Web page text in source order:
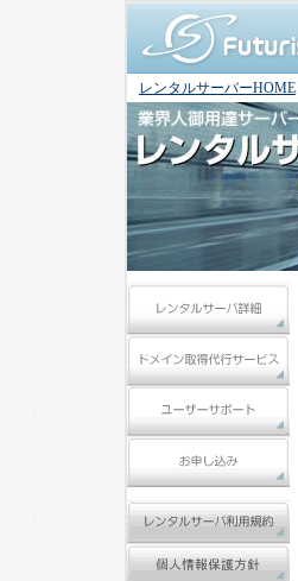
レンタルサーバーHOME